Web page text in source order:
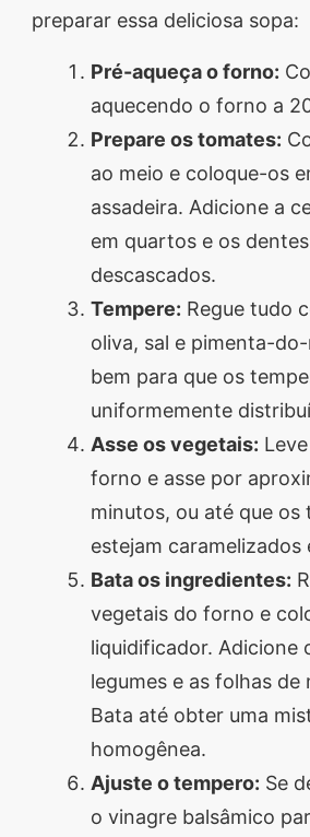
preparar essa deliciosa sopa:
Pré-aqueça o forno:
aquecendo o forno a
Prepare os tomates:
ao meio e coloque-os
assadeira. Adicione a
em quartos e os
descascados.
Tempere: Regue tudo
oliva, sal e pimenta-
bem para que os
uniformemente
Asse os vegetais:
forno e asse por
minutos, ou até que os
estejam caramelizados
Bata os ingredientes:
vegetais do forno e
liquidificador. Adicione
legumes e as folhas de
Bata até obter uma
homogênea.
Ajuste o tempero: Se
o vinagre balsâmico